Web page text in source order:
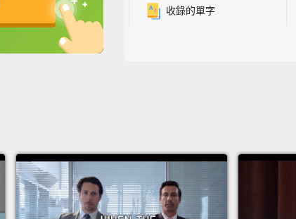
15:42 「有利可圖」英文這
16:11 " tunnel vision " 中
16:34 「跨界」溝通英文
收錄的單字